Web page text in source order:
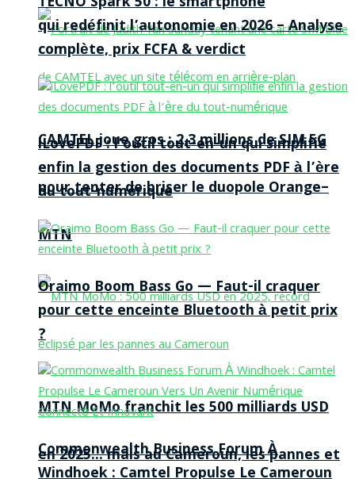
CAMTEL joue gros : 2,3 millions de SIM 5G
pour tenter de briser le duopole Orange–
MTN
MTN MoMo franchit les 500 milliards USD
en 2025… mais au Cameroun, les pannes et
qui redéfinit l’autonomie en 2026 – Analyse
complète, prix FCFA & verdict
iLovePDF : l’outil tout-en-un qui simplifie
enfin la gestion des documents PDF à l’ère
du tout-numérique
Oraimo Boom Bass Go — Faut-il craquer
pour cette enceinte Bluetooth à petit prix
?
Commonwealth Business Forum À